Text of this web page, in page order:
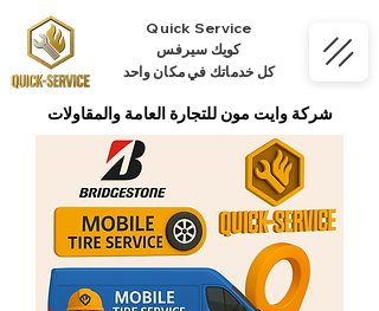
Quick Service
كويك سيرفس
كل خدماتك في مكان واحد
شركة وايت مون للتجارة العامة والمقاولات